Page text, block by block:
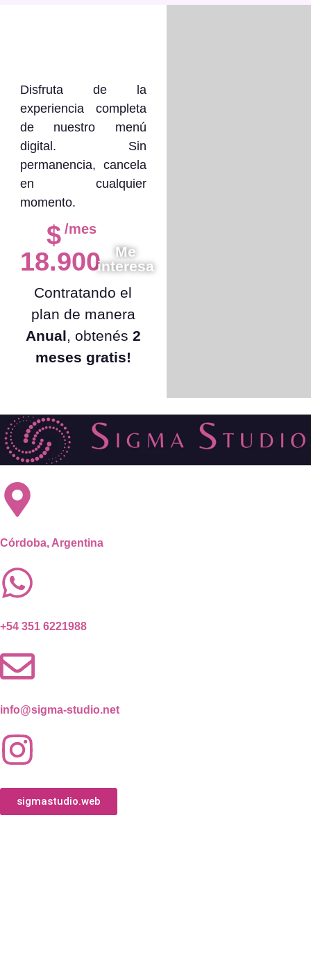
Disfruta de la
experiencia completa
de nuestro menú
digital. Sin
permanencia, cancela
en cualquier
momento.
$
18.900
/mes
Me
interesa
Contratando el
plan de manera
Anual, obtenés 2
meses gratis!
Córdoba, Argentina
+54 351 6221988
info@sigma-studio.net
sigmastudio.web